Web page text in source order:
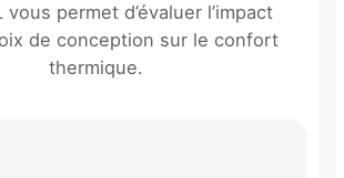
vous permet d’évaluer l’impact
de conception sur le confort
thermique.